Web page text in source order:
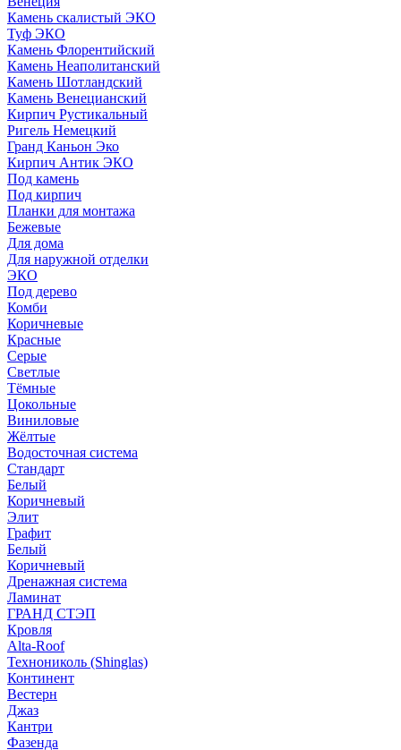
Камень скалистый ЭКО
Туф ЭКО
Камень Флорентийский
Камень Неаполитанский
Камень Шотландский
Камень Венецианский
Кирпич Рустикальный
Ригель Немецкий
Гранд Каньон Эко
Кирпич Антик ЭКО
Под камень
Под кирпич
Планки для монтажа
Бежевые
Для дома
Для наружной отделки
ЭКO
Под дерево
Комби
Коричневые
Красные
Серые
Светлые
Тёмные
Цокольные
Виниловые
Жёлтые
Водосточная система
Стандарт
Белый
Коричневый
Элит
Графит
Белый
Коричневый
Дренажная система
Ламинат
ГРАНД СТЭП
Кровля
Alta-Roof
Технониколь (Shinglas)
Континент
Вестерн
Джаз
Кантри
Фазенда